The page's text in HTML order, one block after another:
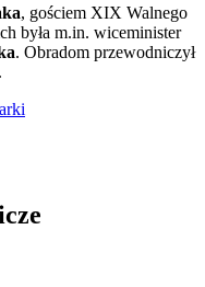
, gościem XIX Walnego
była m.in. wiceminister
. Obradom przewodniczył
.